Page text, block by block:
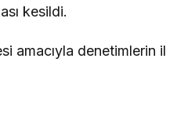
kesildi.
amacıyla denetimlerin il